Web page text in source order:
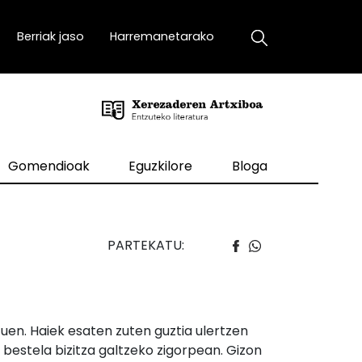
Berriak jaso Harremanetarako
Gomendioak Eguzkilore Bloga
PARTEKATU:
Haiek esaten zuten guztia ulertzen
bizitza galtzeko zigorpean. Gizon